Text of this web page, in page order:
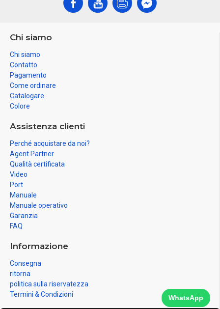
Chi siamo
Chi siamo
Contatto
Pagamento
Come ordinare
Catalogare
Colore
Assistenza clienti
Perché acquistare da noi?
Agent Partner
Qualità certificata
Video
Port
Manuale
Manuale operativo
Garanzia
FAQ
Informazione
Consegna
ritorna
politica sulla riservatezza
Termini & Condizioni
WhatsApp